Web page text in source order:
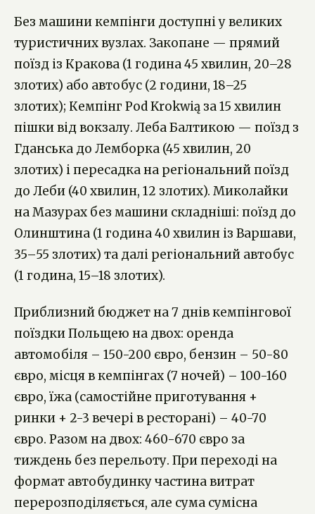
Без машини кемпінги доступні у великих
туристичних вузлах. Закопане — прямий
поїзд із Кракова (1 година 45 хвилин, 20–28
злотих) або автобус (2 години, 18–25
злотих); Кемпінг Pod Krokwią за 15 хвилин
пішки від вокзалу. Леба Балтикою — поїзд з
Гданська до Лемборка (45 хвилин, 20
злотих) і пересадка на регіональний поїзд
до Леби (40 хвилин, 12 злотих). Миколайки
на Мазурах без машини складніші: поїзд до
Олинштина (1 година 40 хвилин із Варшави,
35–55 злотих) та далі регіональний автобус
(1 година, 15–18 злотих).
Приблизний бюджет на 7 днів кемпінгової
поїздки Польщею на двох: оренда
автомобіля – 150-200 євро, бензин – 50-80
євро, місця в кемпінгах (7 ночей) – 100-160
євро, їжа (самостійне приготування +
ринки + 2-3 вечері в ресторані) – 40-70
євро. Разом на двох: 460-670 євро за
тиждень без перельоту. При переході на
формат автобудинку частина витрат
перерозподіляється, але сума сумісна